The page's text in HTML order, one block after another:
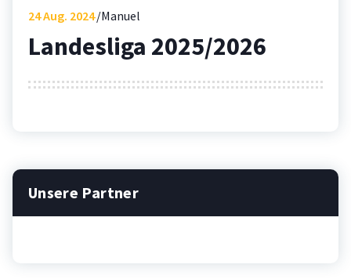
24Aug. 2024 Manuel
Landesliga 2025/2026
Unsere Partner